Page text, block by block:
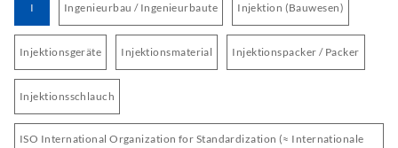
I Ingenieurbau / Ingenieurbaute Injektion (Bauwesen)
Injektionsgeräte Injektionsmaterial Injektionspacker / Packer
Injektionsschlauch
ISO International Organization for Standardization (≈ Internationale